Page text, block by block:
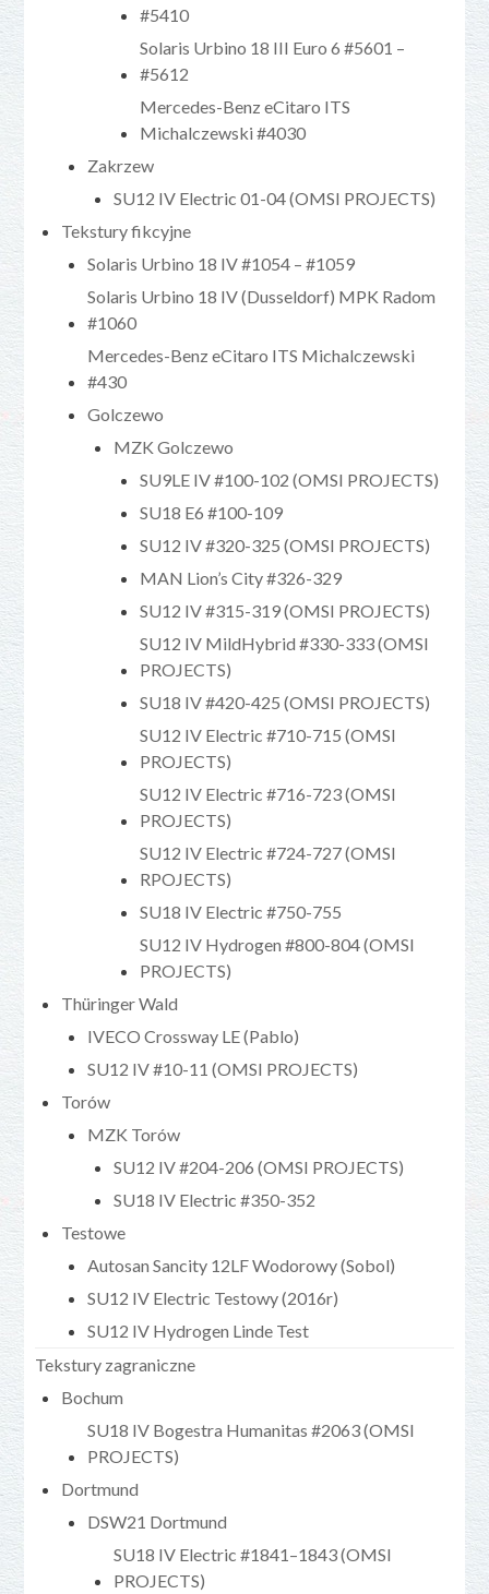
#5410
Solaris Urbino 18 III Euro 6 #5601 –
#5612
Mercedes-Benz eCitaro ITS
Michalczewski #4030
Zakrzew
SU12 IV Electric 01-04 (OMSI PROJECTS)
Tekstury fikcyjne
Solaris Urbino 18 IV #1054 – #1059
Solaris Urbino 18 IV (Dusseldorf) MPK Radom
#1060
Mercedes-Benz eCitaro ITS Michalczewski
#430
Golczewo
MZK Golczewo
SU9LE IV #100-102 (OMSI PROJECTS)
SU18 E6 #100-109
SU12 IV #320-325 (OMSI PROJECTS)
MAN Lion’s City #326-329
SU12 IV #315-319 (OMSI PROJECTS)
SU12 IV MildHybrid #330-333 (OMSI
PROJECTS)
SU18 IV #420-425 (OMSI PROJECTS)
SU12 IV Electric #710-715 (OMSI
PROJECTS)
SU12 IV Electric #716-723 (OMSI
PROJECTS)
SU12 IV Electric #724-727 (OMSI
RPOJECTS)
SU18 IV Electric #750-755
SU12 IV Hydrogen #800-804 (OMSI
PROJECTS)
Thüringer Wald
IVECO Crossway LE (Pablo)
SU12 IV #10-11 (OMSI PROJECTS)
Torów
MZK Torów
SU12 IV #204-206 (OMSI PROJECTS)
SU18 IV Electric #350-352
Testowe
Autosan Sancity 12LF Wodorowy (Sobol)
SU12 IV Electric Testowy (2016r)
SU12 IV Hydrogen Linde Test
Tekstury zagraniczne
Bochum
SU18 IV Bogestra Humanitas #2063 (OMSI
PROJECTS)
Dortmund
DSW21 Dortmund
SU18 IV Electric #1841–1843 (OMSI
PROJECTS)